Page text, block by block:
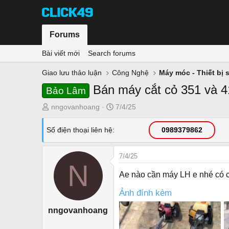
Forums
Bài viết mới Search forums
Giao lưu thảo luận Công Nghệ Máy móc - Thiết bị
Bảo Lâm Bán máy cắt cỏ 351 và
T
r
s
t
nngovanhoang
N
7/4/25
Số điện thoại liên hệ 0989379862
N
nngovanhoang
7/4/25
Ae nào cần máy LH e nhé có
Ảnh đính kèm